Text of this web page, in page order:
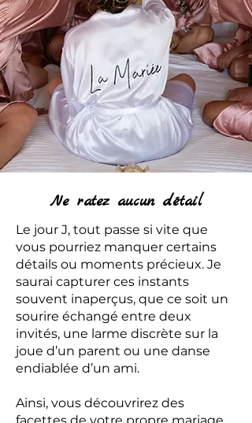
Ne ratez aucun détail
Le jour J, tout passe si vite que
vous pourriez manquer certains
détails ou moments précieux. Je
saurai capturer ces instants
souvent inaperçus, que ce soit un
sourire échangé entre deux
invités, une larme discrète sur la
joue d’un parent ou une danse
endiablée d’un ami.
Ainsi, vous découvrirez des